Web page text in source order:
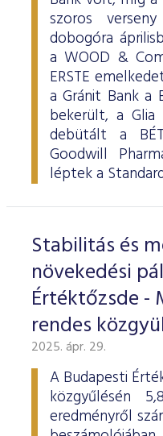
szoros
dobogóra
a WOOD &
ERSTE
a Gránit Bank a
bekerült, a Glia
debütált a
Goodwill
léptek a
Stabilitás és
növekedési
Értéktőzsde -
rendes
2025. ápr. 29.
A Budapesti
közgyűlésén
eredményről